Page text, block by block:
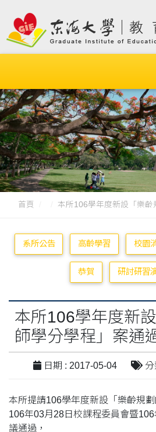
首頁 本所106學年度新設「樂
系所公告 高齡學習 校園
恭賀 研討研習
本所106學年度新
師學分學程」案通
日期 : 2017-05-04 分
本所提請106學年度新設「樂齡規
106年03月28日校課程委員會暨
議通過，